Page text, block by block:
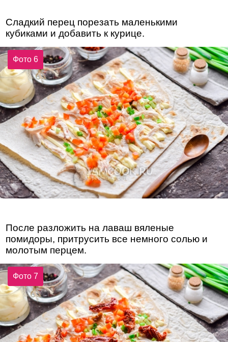
Сладкий перец порезать маленькими
кубиками и добавить к курице.
Фото 6
После разложить на лаваш вяленые
помидоры, притрусить все немного солью и
молотым перцем.
Фото 7